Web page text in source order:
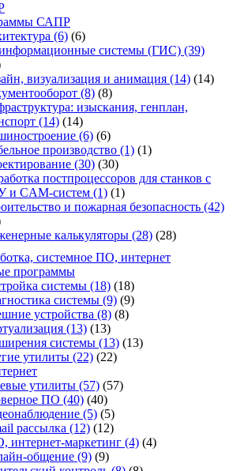
САПР
(6) (6)
системы (ГИС) (39)
визуализация и анимация (14) (14)
(8) (8)
изыскания, генплан,
(14) (14)
(6) (6)
производство (1) (1)
(30) (30)
постпроцессоров для станков с
и CAM-систем (1) (1)
и пожарная безопасность (42)
калькуляторы (28) (28)
системное ПО, интернет
программы
системы (18) (18)
системы (9) (9)
устройства (8) (8)
(13) (13)
системы (13) (13)
утилиты (22) (22)
утилиты (57) (57)
ПО (40) (40)
(5) (5)
рассылка (12) (12)
интернет-маркетинг (4) (4)
общение (9) (9)